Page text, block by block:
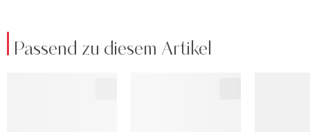
Passend zu diesem Artikel